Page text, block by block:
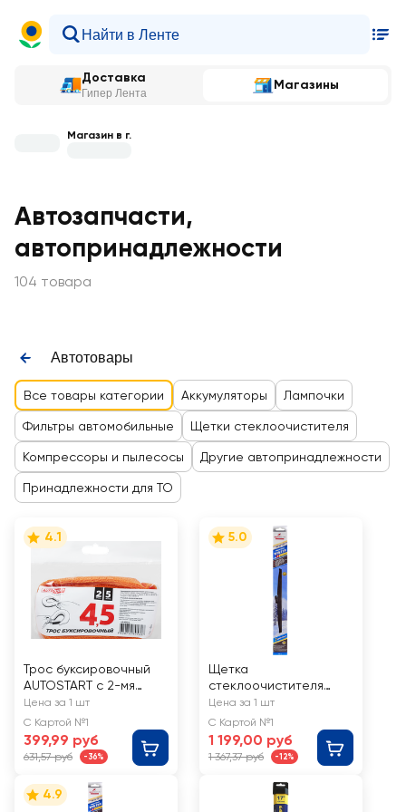
Доставка
Гипер Лента
Магазины
Магазин в г.
Автозапчасти,
автопринадлежности
104 товара
Автотовары
Все товары категории Аккумуляторы Лампочки
Фильтры автомобильные Щетки стеклоочистителя
Компрессоры и пылесосы Другие автопринадлежности
Принадлежности для ТО
4.1
Трос буксировочный
AUTOSTART с 2-мя
крюками 4,5т 5м, Арт.
AS-45521L
Цена за 1 шт
С Картой №1
399,99 руб
631,57 руб -36%
5.0
Щетка
стеклоочистителя
зимняя SKYBEAR Winter
24/600мм, 7
адаптеров, Арт.
703240
Цена за 1 шт
С Картой №1
1 199,00 руб
1 367,37 руб -12%
4.9